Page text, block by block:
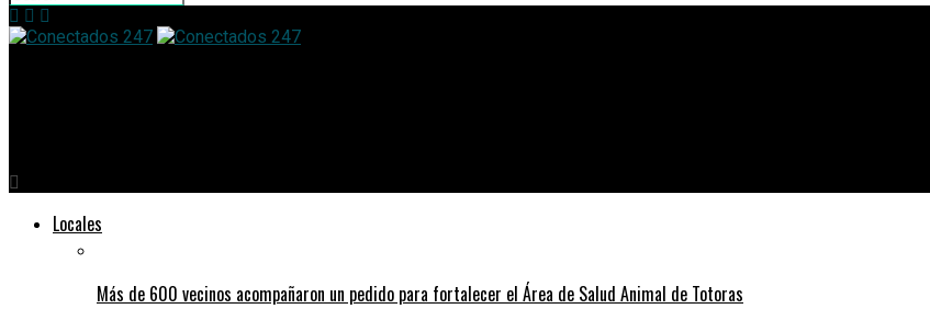
Locales
Más de 600 vecinos acompañaron un pedido para fortalecer el Área de Salud Animal de Totoras